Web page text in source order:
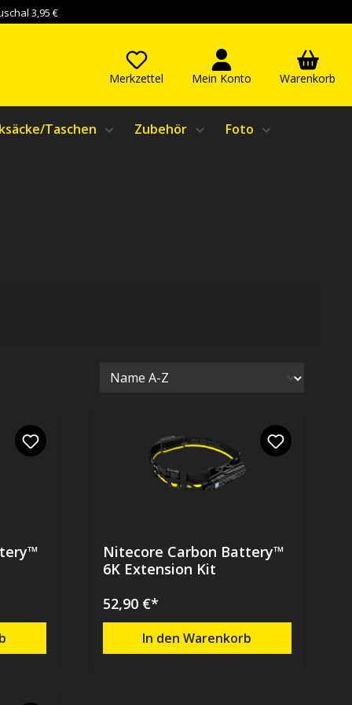
3,95 €
Merkzettel Mein Konto Warenkorb
Taschen Zubehör Foto
Nitecore Carbon Battery™
6K Extension Kit
52,90 €*
In den Warenkorb